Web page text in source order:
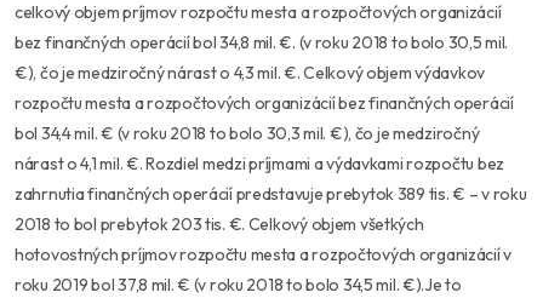
celkový objem príjmov rozpočtu mesta a rozpočtových organizácií
bez finančných operácií bol 34,8 mil. €. (v roku 2018 to bolo 30,5 mil.
€), čo je medziročný nárast o 4,3 mil. €. Celkový objem výdavkov
rozpočtu mesta a rozpočtových organizácií bez finančných operácií
bol 34,4 mil. € (v roku 2018 to bolo 30,3 mil. €), čo je medziročný
nárast o 4,1 mil. €. Rozdiel medzi príjmami a výdavkami rozpočtu bez
zahrnutia finančných operácií predstavuje prebytok 389 tis. € – v roku
2018 to bol prebytok 203 tis. €. Celkový objem všetkých
hotovostných príjmov rozpočtu mesta a rozpočtových organizácií v
roku 2019 bol 37,8 mil. € (v roku 2018 to bolo 34,5 mil. €).Je to